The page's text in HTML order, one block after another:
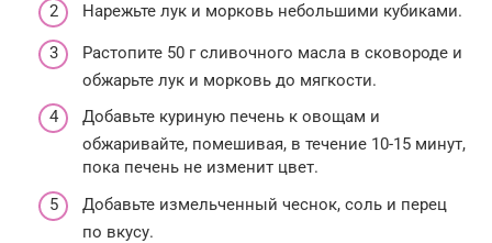
Нарежьте лук и морковь небольшими кубиками.
Растопите 50 г сливочного масла в сковороде и
обжарьте лук и морковь до мягкости.
Добавьте куриную печень к овощам и
обжаривайте, помешивая, в течение 10-15 минут,
пока печень не изменит цвет.
Добавьте измельченный чеснок, соль и перец
по вкусу.